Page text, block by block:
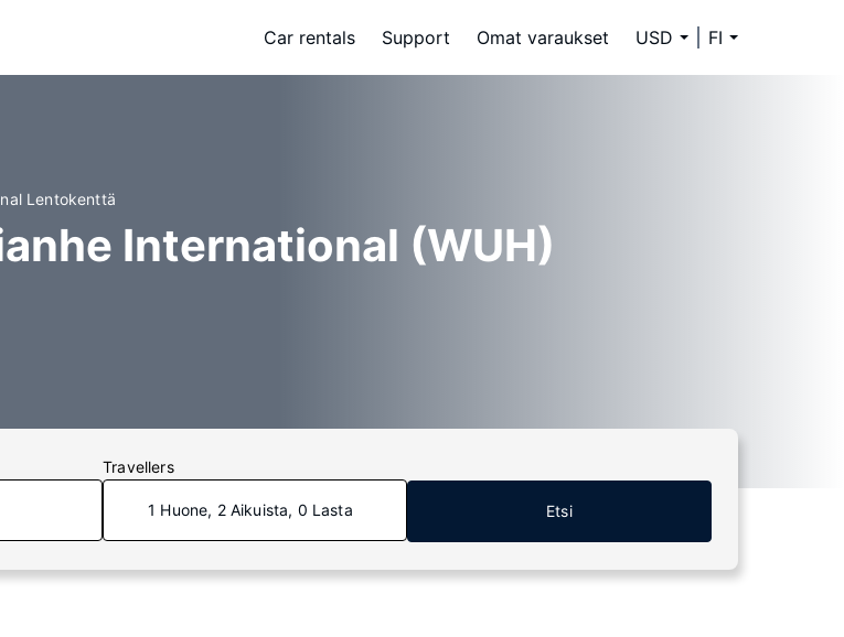
Car rentals Support Omat varaukset USD FI
Lentokenttä
International (WUH)
Travellers
1 Huone, 2 Aikuista, 0 Lasta Etsi